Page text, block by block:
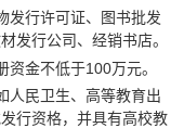
发行许可证、图书批发
发行公司、经销书店。
金不低于100万元。
人民卫生、高等教育出
行资格，并具有高校教